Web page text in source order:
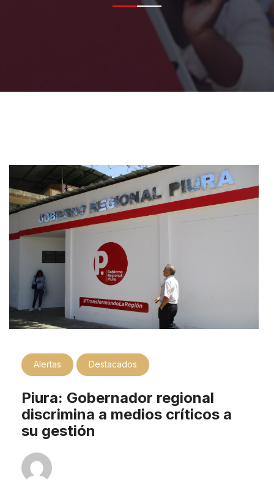
Alertas Destacados
Piura: Gobernador regional
discrimina a medios críticos a
su gestión